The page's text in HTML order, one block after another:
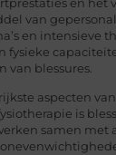
en het
van
en intensieve
fysieke
van blessures.
aspecten van
is
samen met